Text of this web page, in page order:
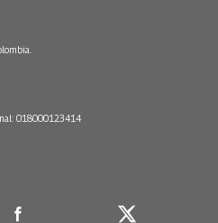
018000123414